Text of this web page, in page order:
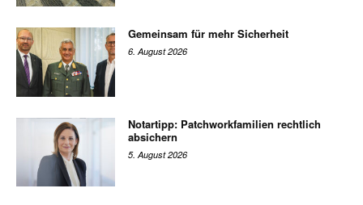
Gemeinsam für mehr Sicherheit
6. August 2026
Notartipp: Patchworkfamilien rechtlich
absichern
5. August 2026